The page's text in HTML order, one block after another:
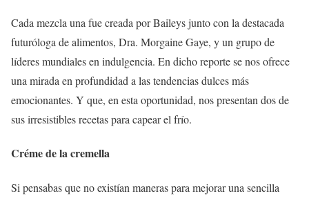
Cada mezcla una fue creada por Baileys junto con la destacada
futuróloga de alimentos, Dra. Morgaine Gaye, y un grupo de
líderes mundiales en indulgencia. En dicho reporte se nos ofrece
una mirada en profundidad a las tendencias dulces más
emocionantes. Y que, en esta oportunidad, nos presentan dos de
sus irresistibles recetas para capear el frío.
Créme de la cremella
Si pensabas que no existían maneras para mejorar una sencilla